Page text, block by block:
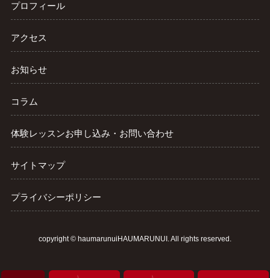
プロフィール
アクセス
お知らせ
コラム
体験レッスンお申し込み・お問い合わせ
サイトマップ
プライバシーポリシー
copyright © haumarunuiHAUMARUNUI . All rights reserved.